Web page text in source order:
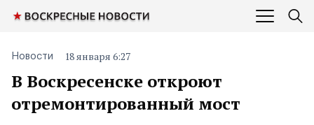
В Воскресенске откроют
отремонтированный мост
Новости 18 января 6:27